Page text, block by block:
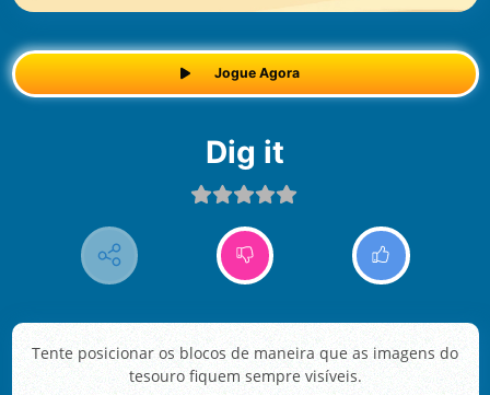
Jogue Agora
Dig it
Tente posicionar os blocos de maneira que as imagens do
tesouro fiquem sempre visíveis.